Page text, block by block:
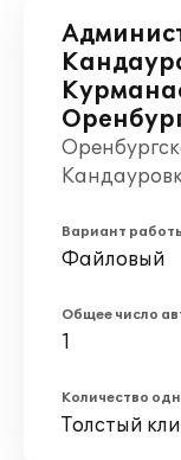
Вариант
Файловый
Общее число
1
Количество
Толстый